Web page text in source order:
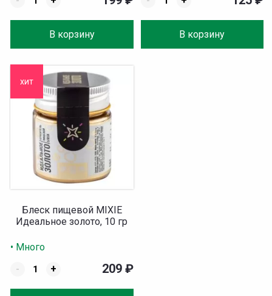
В корзину В корзину
хит
Блеск пищевой MIXIE
Идеальное золото, 10 гр
• Много
-
+ 209 ₽